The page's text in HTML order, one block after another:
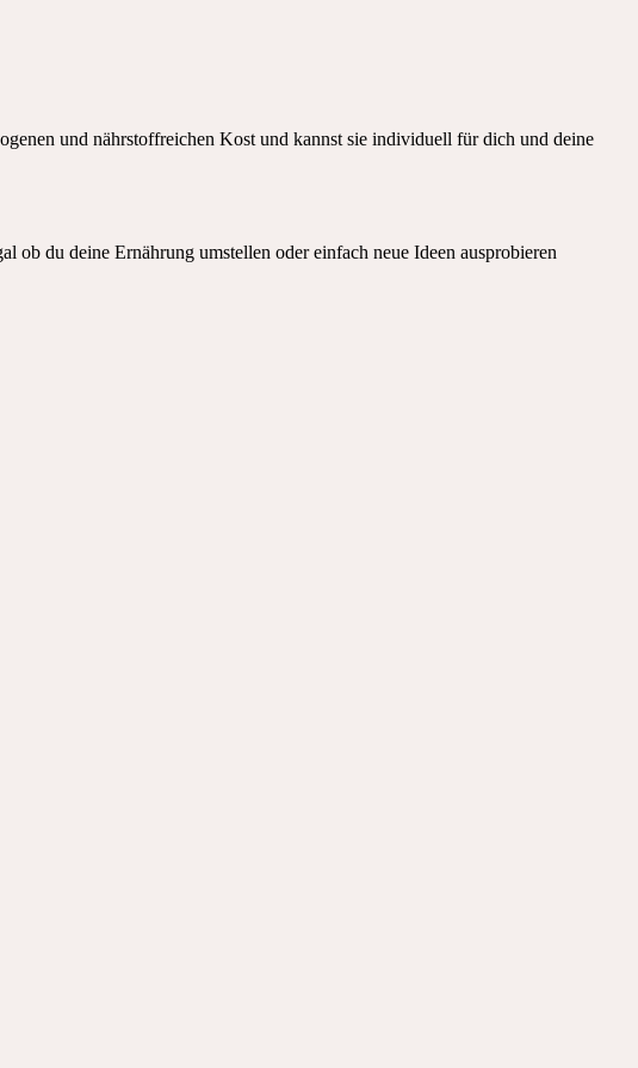
und nährstoffreichen Kost und kannst sie individuell für dich und deine
ob du deine Ernährung umstellen oder einfach neue Ideen ausprobieren